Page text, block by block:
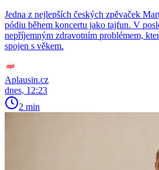
Jedna z nejlepších českých zpěvaček
pódiu během koncertu jako tajfun. V
nepříjemným zdravotním problémem,
spojen s věkem.
Aplausin.cz
dnes, 12:23
2 min